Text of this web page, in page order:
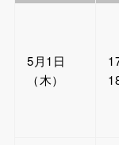
5月1日
（木）